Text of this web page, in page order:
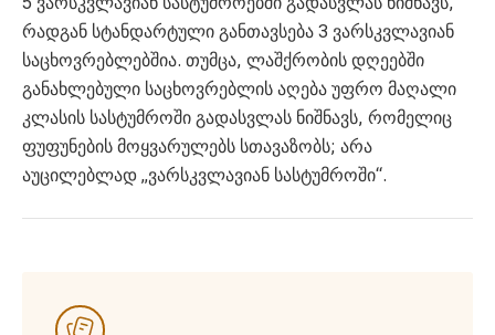
რადგან სტანდარტული განთავსება 3 ვარსკვლავიან
საცხოვრებლებშია. თუმცა, ლაშქრობის დღეებში
განახლებული საცხოვრებლის აღება უფრო მაღალი
კლასის სასტუმროში გადასვლას ნიშნავს, რომელიც
ფუფუნების მოყვარულებს სთავაზობს; არა
აუცილებლად „ვარსკვლავიან სასტუმროში“.